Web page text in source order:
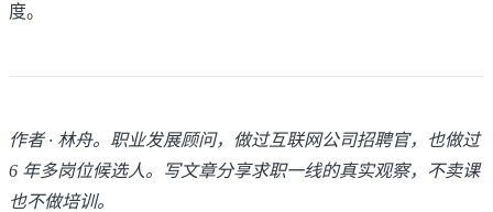
度。
作者 · 林舟。职业发展顾问，做过互联网公司招聘官，也做过
6 年多岗位候选人。写文章分享求职一线的真实观察，不卖课
也不做培训。